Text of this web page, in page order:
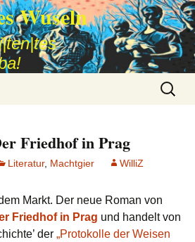
Wuseln
Suche
nach:
Friedhof in Prag
Literatur, Machtgier WilliZ
Markt. Der neue Roman von
Friedhof in Prag und handelt von
der „Protokolle der Weisen